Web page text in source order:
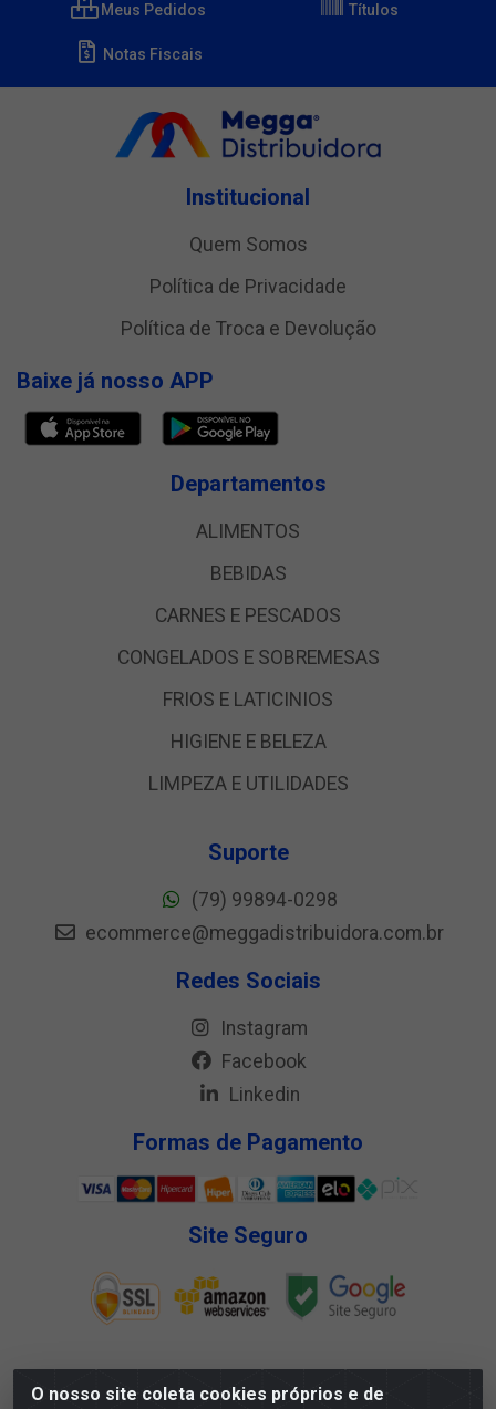
O nosso site coleta cookies próprios e de
Meus Pedidos Títulos
Notas Fiscais
Institucional
Quem Somos
Política de Privacidade
Política de Troca e Devolução
Baixe já nosso APP
Departamentos
ALIMENTOS
BEBIDAS
CARNES E PESCADOS
CONGELADOS E SOBREMESAS
FRIOS E LATICINIOS
HIGIENE E BELEZA
LIMPEZA E UTILIDADES
Suporte
(79) 99894-0298
ecommerce@meggadistribuidora.com.br
Redes Sociais
Instagram
Facebook
Linkedin
Formas de Pagamento
Site Seguro